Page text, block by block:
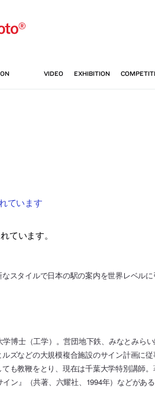
ています
ています。
スタイルで日本の駅の案内を世界レベル
博士（工学）。営団地下鉄、みなとみら
ズなどの大規模複合施設のサイン計画に
も教鞭をとり、現在は千葉大学特別講師
ン』（共著、六耀社、1994年）などがある